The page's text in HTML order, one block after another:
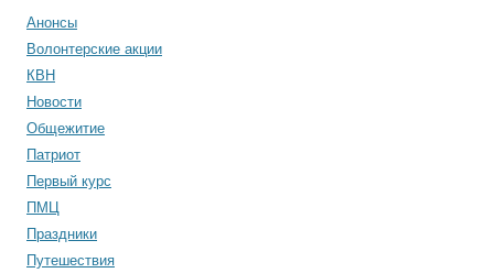
Анонсы
Волонтерские акции
КВН
Новости
Общежитие
Патриот
Первый курс
ПМЦ
Праздники
Путешествия